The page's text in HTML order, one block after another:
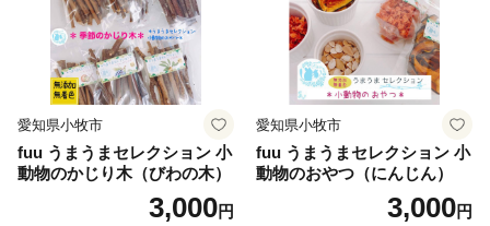
子どもたちが授業の一環として自然体験をするセカンド
スクール、0歳から3歳の子育て支援施設である「0123
吉祥寺・はらっぱ」などがあります。
武蔵野市ふるさと応援寄附
1万円以上寄附をしていただいた方には、まちのPRも兼
ねて、感謝の気持ちをお送りさせていただきます。
愛知県小牧市
fuu うまうまセレクション 小
動物のかじり木（びわの木）
3,000円
愛知県小牧市
fuu うまうまセレクション 小
動物のおやつ（にんじん）
3,000円